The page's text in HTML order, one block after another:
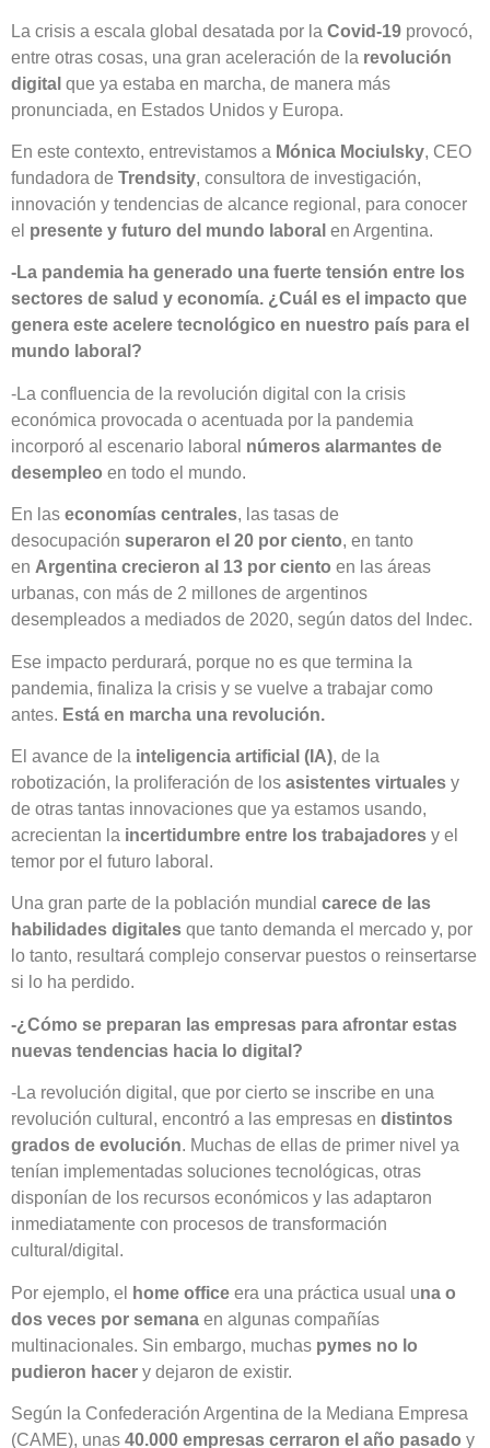
La crisis a escala global desatada por la Covid-19 provocó,
entre otras cosas, una gran aceleración de la revolución
digital que ya estaba en marcha, de manera más
pronunciada, en Estados Unidos y Europa.
En este contexto, entrevistamos a Mónica Mociulsky, CEO
fundadora de Trendsity, consultora de investigación,
innovación y tendencias de alcance regional, para conocer
el presente y futuro del mundo laboral en Argentina.
-La pandemia ha generado una fuerte tensión entre los
sectores de salud y economía. ¿Cuál es el impacto que
genera este acelere tecnológico en nuestro país para el
mundo laboral?
-La confluencia de la revolución digital con la crisis
económica provocada o acentuada por la pandemia
incorporó al escenario laboral números alarmantes de
desempleo en todo el mundo.
En las economías centrales, las tasas de
desocupación superaron el 20 por ciento, en tanto
en Argentina crecieron al 13 por ciento en las áreas
urbanas, con más de 2 millones de argentinos
desempleados a mediados de 2020, según datos del Indec.
Ese impacto perdurará, porque no es que termina la
pandemia, finaliza la crisis y se vuelve a trabajar como
antes. Está en marcha una revolución.
El avance de la inteligencia artificial (IA), de la
robotización, la proliferación de los asistentes virtuales y
de otras tantas innovaciones que ya estamos usando,
acrecientan la incertidumbre entre los trabajadores y el
temor por el futuro laboral.
Una gran parte de la población mundial carece de las
habilidades digitales que tanto demanda el mercado y, por
lo tanto, resultará complejo conservar puestos o reinsertarse
si lo ha perdido.
-¿Cómo se preparan las empresas para afrontar estas
nuevas tendencias hacia lo digital?
-La revolución digital, que por cierto se inscribe en una
revolución cultural, encontró a las empresas en distintos
grados de evolución. Muchas de ellas de primer nivel ya
tenían implementadas soluciones tecnológicas, otras
disponían de los recursos económicos y las adaptaron
inmediatamente con procesos de transformación
cultural/digital.
Por ejemplo, el home office era una práctica usual una o
dos veces por semana en algunas compañías
multinacionales. Sin embargo, muchas pymes no lo
pudieron hacer y dejaron de existir.
Según la Confederación Argentina de la Mediana Empresa
(CAME), unas 40.000 empresas cerraron el año pasado y